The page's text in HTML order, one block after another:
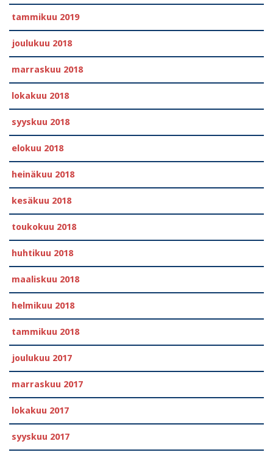
tammikuu 2019
joulukuu 2018
marraskuu 2018
lokakuu 2018
syyskuu 2018
elokuu 2018
heinäkuu 2018
kesäkuu 2018
toukokuu 2018
huhtikuu 2018
maaliskuu 2018
helmikuu 2018
tammikuu 2018
joulukuu 2017
marraskuu 2017
lokakuu 2017
syyskuu 2017